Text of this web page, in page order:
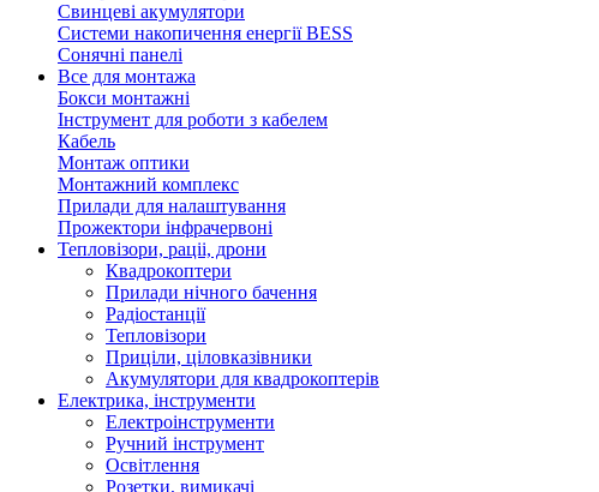
Свинцеві акумулятори
Системи накопичення енергії BESS
Сонячні панелі
Все для монтажа
Бокси монтажні
Інструмент для роботи з кабелем
Кабель
Монтаж оптики
Монтажний комплекс
Прилади для налаштування
Прожектори інфрачервоні
Тепловізори, раціі, дрони
Квадрокоптери
Прилади нічного бачення
Радіостанції
Тепловізори
Приціли, ціловказівники
Акумулятори для квадрокоптерів
Електрика, інструменти
Електроінструменти
Ручний інструмент
Освітлення
Розетки, вимикачі